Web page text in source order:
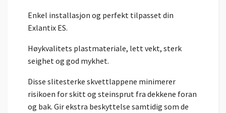
Enkel installasjon og perfekt tilpasset din
Exlantix ES.
Høykvalitets plastmateriale, lett vekt, sterk
seighet og god mykhet.
Disse slitesterke skvettlappene minimerer
risikoen for skitt og steinsprut fra dekkene foran
og bak. Gir ekstra beskyttelse samtidig som de